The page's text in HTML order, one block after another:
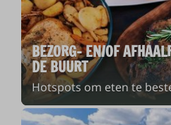
BEZORG- EN/OF
DE BUURT
Hotspots om eten te